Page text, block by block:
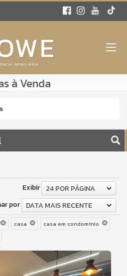
à Venda
Exibir
24 POR PÁGINA
por
DATA MAIS RECENTE
casa
casa em condomínio